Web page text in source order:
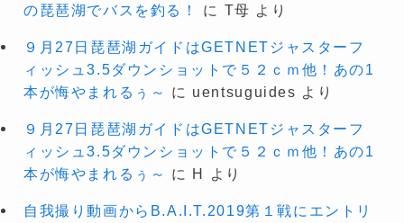
の琵琶湖でバスを釣る！
に T母 より
９月27日琵琶湖ガイドはGETNETジャスターフ
ィッシュ3.5ダウンショットで５２ｃｍ他！あの1
本が悔やまれるぅ～
に uentsuguides より
９月27日琵琶湖ガイドはGETNETジャスターフ
ィッシュ3.5ダウンショットで５２ｃｍ他！あの1
本が悔やまれるぅ～
に H より
自我撮り動画からB.A.I.T.2019第１戦にエントリ